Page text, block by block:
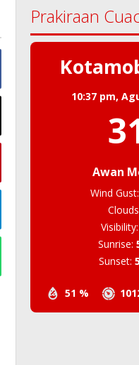
Prakiraan
10:37 pm,
Awan
51 %
Wind Gust:
Visibility:
Sunrise:
Sunset: